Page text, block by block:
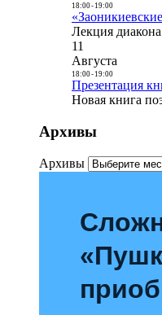
18:00- 19:00
Лекция
11
Августа
18:00- 19:00
Презентация
Новая книга
Архивы
Архивы